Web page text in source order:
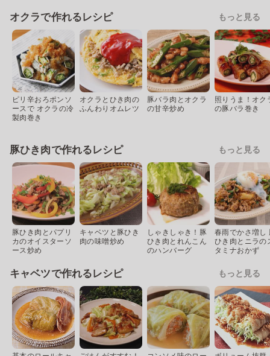
オクラで作れるレシピ もっと見る
ピリ辛おろポンソ
ースで オクラの冷
製肉巻き
オクラとひき肉の
ふんわりオムレツ
豚バラ肉とオクラ
の甘辛炒め
照りうま！オク
の豚バラ巻き
豚ひき肉で作れるレシピ もっと見る
豚ひき肉とパプリ
カのオイスターソ
ース炒め
キャベツと豚ひき
肉の味噌炒め
しゃきしゃき！豚
ひき肉とれんこん
のハンバーグ
春雨でかさ増し
ひき肉とニラの
タミナおかず
キャベツで作れるレシピ もっと見る